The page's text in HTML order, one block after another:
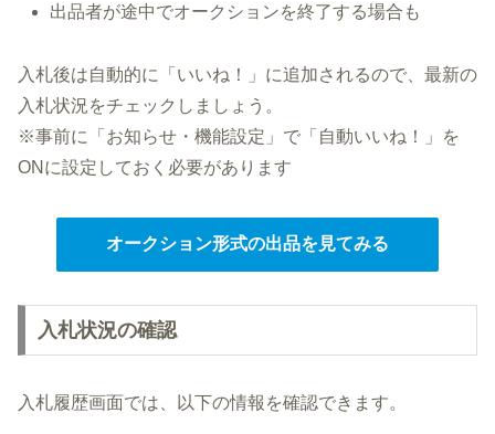
出品者が途中でオークションを終了する場合も
入札後は自動的に「いいね！」に追加されるので、最新の
入札状況をチェックしましょう。
※事前に「お知らせ・機能設定」で「自動いいね！」を
ONに設定しておく必要があります
オークション形式の出品を見てみる
入札状況の確認
入札履歴画面では、以下の情報を確認できます。